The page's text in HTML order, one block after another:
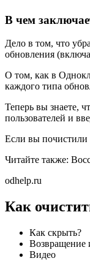
В чем
Дело в том, что
обновления
О том, как в
каждого типа
Теперь вы знаете,
пользователей и
Если вы почистили
Читайте также:
odhelp.ru
Как
Как скрыть?
Возвращение
Видео